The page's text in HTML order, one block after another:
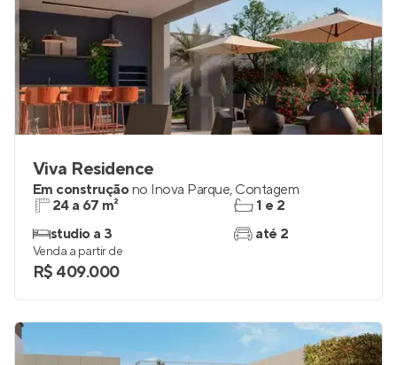
Viva Residence
Em construçãono Inova Parque, Contagem
24 a 67 m²
studio a 3
1 e 2
até 2
Venda a partir de
R$ 409.000